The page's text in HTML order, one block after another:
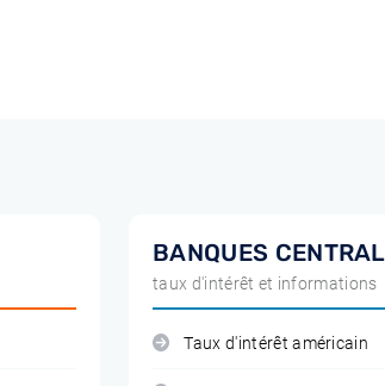
BANQUES
taux d'intérêt et informations
Taux d'intérêt américain